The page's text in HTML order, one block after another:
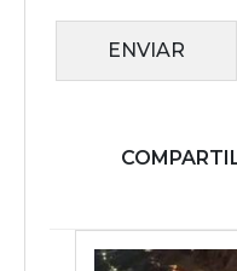
ENVIAR